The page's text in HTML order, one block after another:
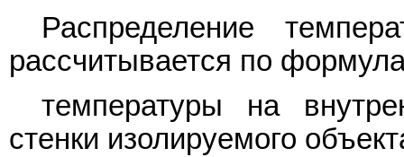
Распределение
рассчитывается по
температуры на
стенки изолируемого